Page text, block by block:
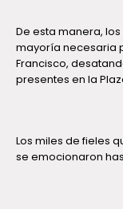
De esta manera,
mayoría necesaria
Francisco,
presentes en la
Los miles de fieles
se emocionaron